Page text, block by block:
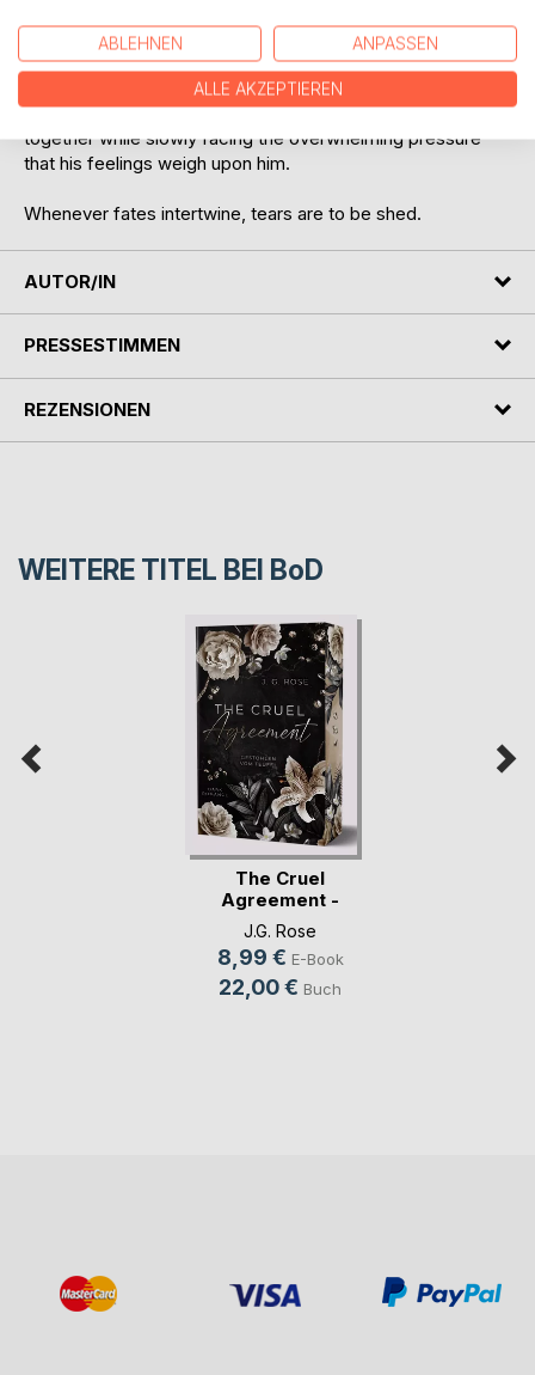
The story itself tackles the topic of a young adult male
struggling with unrequited love after the end of a short
relationship trying to keep his life - and his thoughts -
together while slowly facing the overwhelming pressure
that his feelings weigh upon him.
Whenever fates intertwine, tears are to be shed.
AUTOR/IN
PRESSESTIMMEN
REZENSIONEN
WEITERE TITEL BEI BoD
The Cruel
Agreement -
Gestohlen vo(...)
J.G. Rose
8,99 € E-Book
22,00 € Buch
ABLEHNEN ANPASSEN
ALLE AKZEPTIEREN